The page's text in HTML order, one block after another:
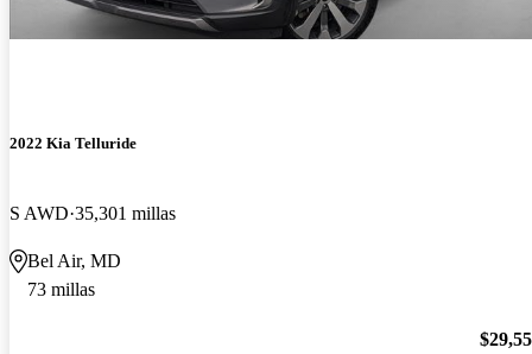
2022 Kia Telluride
S AWD 35,301 millas
Bel Air, MD
73 millas